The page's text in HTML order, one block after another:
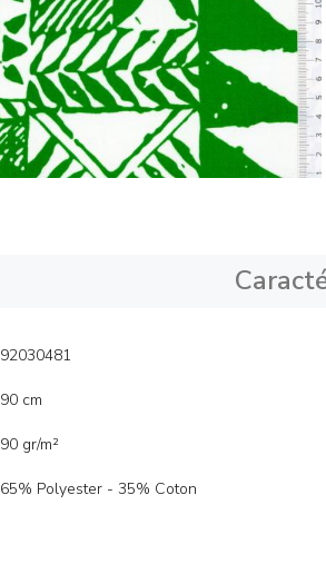
92030481
90 cm
90 gr/m²
65% Polyester - 35% Coton